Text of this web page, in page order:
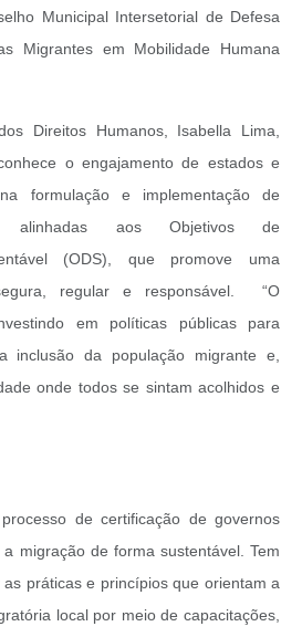
Municipal Intersetorial de Defesa
Migrantes em Mobilidade Humana
Direitos Humanos, Isabella Lima,
o engajamento de estados e
formulação e implementação de
alinhadas aos Objetivos de
(ODS), que promove uma
regular e responsável. “O
em políticas públicas para
inclusão da população migrante e,
onde todos se sintam acolhidos e
de certificação de governos
migração de forma sustentável. Tem
práticas e princípios que orientam a
local por meio de capacitações,